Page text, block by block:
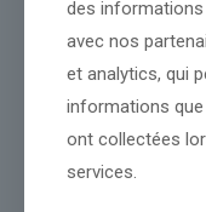
comprendre les enjeux.
Partager le contenu
Dans le même thème
des
avec nos
et analytics, qui
informations que
ont collectées
services.